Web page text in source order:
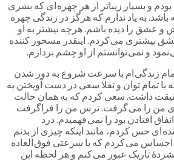
بودم و بسیار زیباتر از هر چهره ای که بشری
باشد. به یاد ندارم که هرگز در زندگی چهره
و عشق را دیده باشم. هرچه بیشتر به او
بیشتری می کردم. اینقدر مسحور کننده
نمود و نمی توانستم از او چشم بردارم.
تمام زندگی ام با سرعت شروع به دور شدن
تمام توان و تقلا سعی در دست آویختن به
داشت. سعی کردم که به همان حالت
من را می گرفت. ترس من را فراگرفت
افتادن بود را نمی فهمیدم. درد
ای حس کردم، مانند اینکه چیزی از بدنم
می کردم که با سرعتی فوق العاده
تاریک عبور می کنم و هر لحظه این